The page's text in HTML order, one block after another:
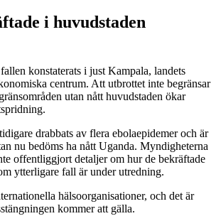
i huvudstaden
konstaterats i just Kampala, landets
centrum. Att utbrottet inte begränsar
utan nått huvudstaden ökar
drabbats av flera ebolaepidemer och är
nu bedöms ha nått Uganda. Myndigheterna
offentliggjort detaljer om hur de bekräftade
ytterligare fall är under utredning.
hälsoorganisationer, och det är
kommer att gälla.